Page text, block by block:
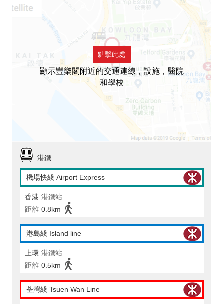
點擊此處
顯示豐樂閣附近的交通連線，設施，醫院
和學校
港鐵
機場快綫 Airport Express
香港 港鐵站
距離 0.8km
港島綫 Island line
上環 港鐵站
距離 0.5km
荃灣綫 Tsuen Wan Line